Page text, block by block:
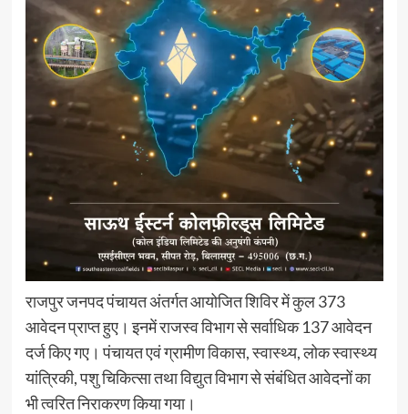
राजपुर जनपद पंचायत अंतर्गत आयोजित शिविर में कुल 373
आवेदन प्राप्त हुए। इनमें राजस्व विभाग से सर्वाधिक 137 आवेदन
दर्ज किए गए। पंचायत एवं ग्रामीण विकास, स्वास्थ्य, लोक स्वास्थ्य
यांत्रिकी, पशु चिकित्सा तथा विद्युत विभाग से संबंधित आवेदनों का
भी त्वरित निराकरण किया गया।